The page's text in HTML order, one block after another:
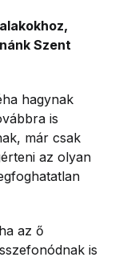
Szent
hagynak
is
már csak
az olyan
az ő
is